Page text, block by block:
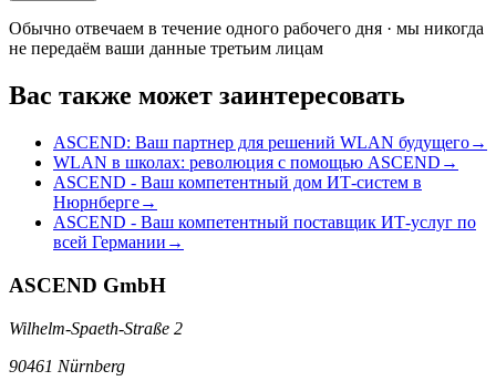
Обычно отвечаем в течение одного рабочего дня · мы никогда
не передаём ваши данные третьим лицам
Вас также может заинтересовать
ASCEND: Ваш партнер для решений WLAN будущего→
WLAN в школах: революция с помощью ASCEND →
ASCEND - Ваш компетентный дом ИТ-систем в
Нюрнберге→
ASCEND - Ваш компетентный поставщик ИТ-услуг по
всей Германии →
ASCEND GmbH
Wilhelm-Spaeth-Straße 2
90461 Nürnberg